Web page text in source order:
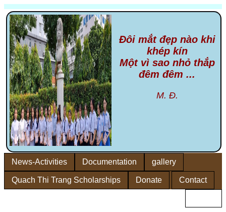
Đôi mắt đẹp nào khi
khép kín
Một vì sao nhỏ thắp
đêm đêm ...
M. Đ.
News-Activities Documentation
Quach Thi Trang Scholarships
gallery
Donate Contact